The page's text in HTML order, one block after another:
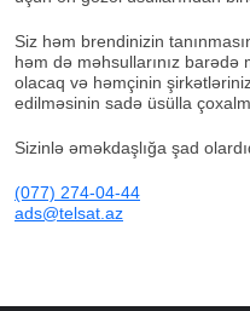
Siz həm brendinizin
həm də məhsullarınız barədə
olacaq və həmçinin
edilməsinin sadə üsülla
Sizinlə əməkdaşlığa şad
(077) 274-04-44
ads@telsat.az